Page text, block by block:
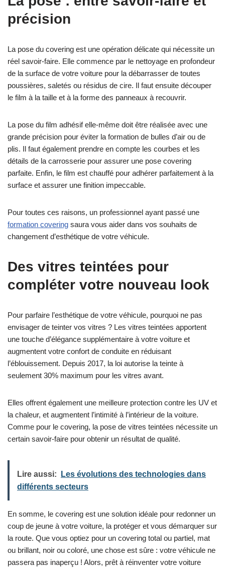
précision
La pose du covering est une opération délicate qui nécessite un
réel savoir-faire. Elle commence par le nettoyage en profondeur
de la surface de votre voiture pour la débarrasser de toutes
poussières, saletés ou résidus de cire. Il faut ensuite découper
le film à la taille et à la forme des panneaux à recouvrir.
La pose du film adhésif elle-même doit être réalisée avec une
grande précision pour éviter la formation de bulles d’air ou de
plis. Il faut également prendre en compte les courbes et les
détails de la carrosserie pour assurer une pose covering
parfaite. Enfin, le film est chauffé pour adhérer parfaitement à la
surface et assurer une finition impeccable.
Pour toutes ces raisons, un professionnel ayant passé une
formation covering saura vous aider dans vos souhaits de
changement d’esthétique de votre véhicule.
Des vitres teintées pour
compléter votre nouveau look
Pour parfaire l’esthétique de votre véhicule, pourquoi ne pas
envisager de teinter vos vitres ? Les vitres teintées apportent
une touche d’élégance supplémentaire à votre voiture et
augmentent votre confort de conduite en réduisant
l’éblouissement. Depuis 2017, la loi autorise la teinte à
seulement 30% maximum pour les vitres avant.
Elles offrent également une meilleure protection contre les UV et
la chaleur, et augmentent l’intimité à l’intérieur de la voiture.
Comme pour le covering, la pose de vitres teintées nécessite un
certain savoir-faire pour obtenir un résultat de qualité.
Lire aussi:
Les évolutions des technologies dans
différents secteurs
En somme, le covering est une solution idéale pour redonner un
coup de jeune à votre voiture, la protéger et vous démarquer sur
la route. Que vous optiez pour un covering total ou partiel, mat
ou brillant, noir ou coloré, une chose est sûre : votre véhicule ne
passera pas inaperçu ! Alors, prêt à réinventer votre voiture